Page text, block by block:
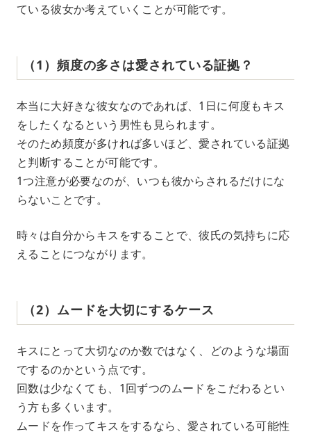
ている彼女か考えていくことが可能です。
（1）頻度の多さは愛されている証拠？
本当に大好きな彼女なのであれば、1日に何度もキス
をしたくなるという男性も見られます。
そのため頻度が多ければ多いほど、愛されている証拠
と判断することが可能です。
1つ注意が必要なのが、いつも彼からされるだけにな
らないことです。
時々は自分からキスをすることで、彼氏の気持ちに応
えることにつながります。
（2）ムードを大切にするケース
キスにとって大切なのか数ではなく、どのような場面
でするのかという点です。
回数は少なくても、1回ずつのムードをこだわるとい
う方も多くいます。
ムードを作ってキスをするなら、愛されている可能性